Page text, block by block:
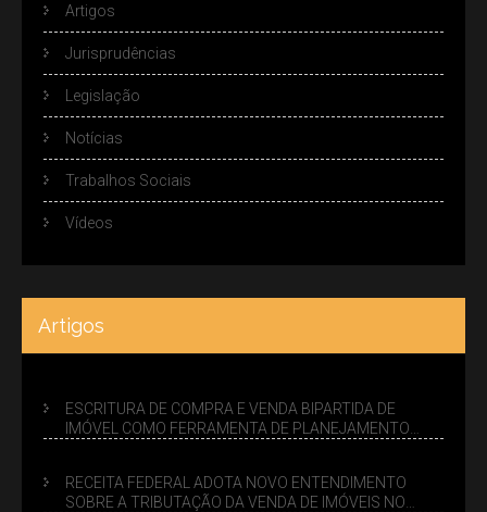
Artigos
Jurisprudências
Legislação
Notícias
Trabalhos Sociais
Vídeos
Artigos
ESCRITURA DE COMPRA E VENDA BIPARTIDA DE
IMÓVEL COMO FERRAMENTA DE PLANEJAMENTO
RECEITA FEDERAL ADOTA NOVO ENTENDIMENTO
SOBRE A TRIBUTAÇÃO DA VENDA DE IMÓVEIS NO